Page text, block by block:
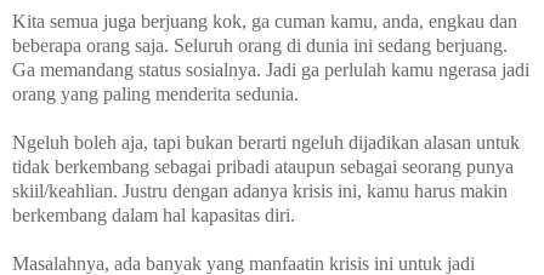
Kita semua juga berjuang kok, ga cuman kamu, anda, engkau dan
beberapa orang saja. Seluruh orang di dunia ini sedang berjuang.
Ga memandang status sosialnya. Jadi ga perlulah kamu ngerasa jadi
orang yang paling menderita sedunia.
Ngeluh boleh aja, tapi bukan berarti ngeluh dijadikan alasan untuk
tidak berkembang sebagai pribadi ataupun sebagai seorang punya
skiil/keahlian. Justru dengan adanya krisis ini, kamu harus makin
berkembang dalam hal kapasitas diri.
Masalahnya, ada banyak yang manfaatin krisis ini untuk jadi